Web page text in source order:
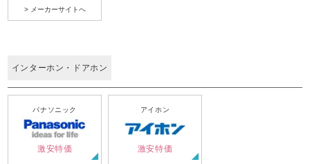
> メーカーサイトへ
インターホン・ドアホン
パナソニック
激安特価
アイホン
激安特価